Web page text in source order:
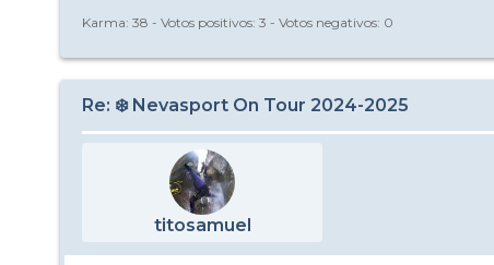
Karma: 38 - Votos positivos: 3 - Votos negativos: 0
Re: ❄️ Nevasport On Tour 2024-2025
titosamuel